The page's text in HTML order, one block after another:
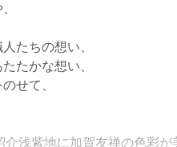
たちの想い、
たかな想い、
せて、
浅紫地に加賀友禅の色彩